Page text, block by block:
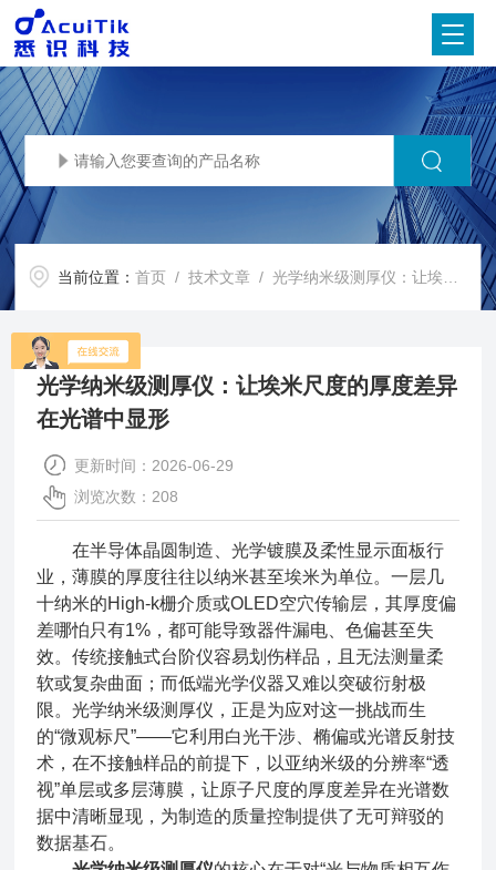
当前位置：首页 /技术文章 / 光学纳米级测厚仪：让埃米尺度的厚度差异在光谱中显形
光学纳米级测厚仪：让埃米尺度的厚度差异
在光谱中显形
更新时间：2026-06-29
浏览次数：208
在半导体晶圆制造、光学镀膜及柔性显示面板行
业，薄膜的厚度往往以纳米甚至埃米为单位。一层几
十纳米的High-k栅介质或OLED空穴传输层，其厚度偏
差哪怕只有1%，都可能导致器件漏电、色偏甚至失
效。传统接触式台阶仪容易划伤样品，且无法测量柔
软或复杂曲面；而低端光学仪器又难以突破衍射极
限。光学纳米级测厚仪，正是为应对这一挑战而生
的“微观标尺”——它利用白光干涉、椭偏或光谱反射技
术，在不接触样品的前提下，以亚纳米级的分辨率“透
视”单层或多层薄膜，让原子尺度的厚度差异在光谱数
据中清晰显现，为制造的质量控制提供了无可辩驳的
数据基石。